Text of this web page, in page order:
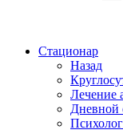
Стационар
Назад
Лечение
Дневной